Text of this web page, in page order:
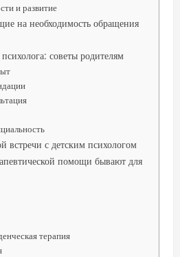
и развитие
на необходимость обращения
советы родителям
встречи с детским психологом
помощи бывают для
терапия